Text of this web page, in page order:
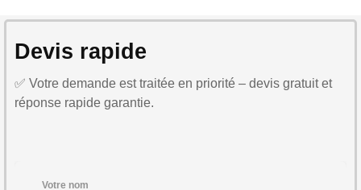
Devis rapide
✅ Votre demande est traitée en priorité – devis gratuit et
réponse rapide garantie.
Votre nom